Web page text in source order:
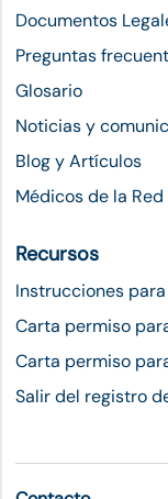
Documentos
Preguntas
Glosario
Noticias y
Blog y Artículos
Médicos de la
Recursos
Instrucciones
Carta permiso
Carta permiso
Salir del registro